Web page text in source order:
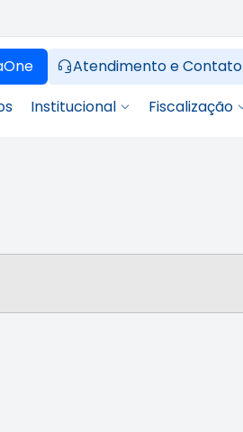
Atendimento e Contato
Institucional Fiscalização